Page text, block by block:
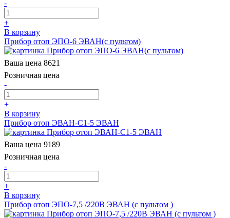
-
+
В корзину
Прибор отоп ЭПО-6 ЭВАН(с пультом)
Ваша цена 8621
Розничная цена
-
+
В корзину
Прибор отоп ЭВАН-С1-5 ЭВАН
Ваша цена 9189
Розничная цена
-
+
В корзину
Прибор отоп ЭПО-7,5 /220В ЭВАН (с пультом )